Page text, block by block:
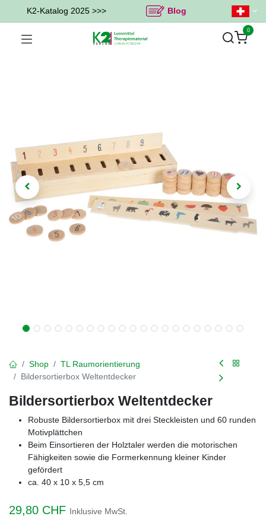
K2-Katalog 2025 >>> Blog
0
Shop
TL Raumorientierung
Bildersortierbox Weltentdecker
Bildersortierbox Weltentdecker
Robuste Bildersortierbox mit drei Steckleisten und 60 runden
Motivplättchen
Beim Einsortieren der Holztaler werden die motorischen
Fähigkeiten sowie die Formerkennung kleiner Kinder
gefördert
ca. 40 x 10 x 5,5 cm
29,80 CHF Inklusive MwSt.